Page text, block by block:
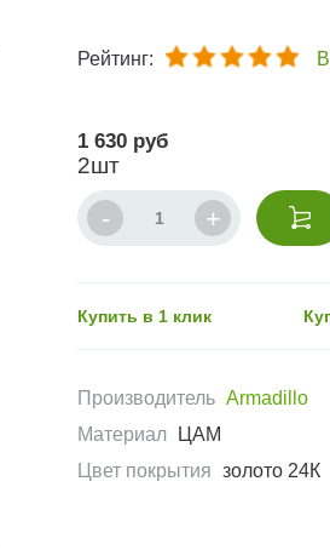
Рейтинг:
1 630 руб
2шт
Купить в 1 клик
Производитель Armadillo
Материал
ЦАМ
Цвет покрытия золото 24К